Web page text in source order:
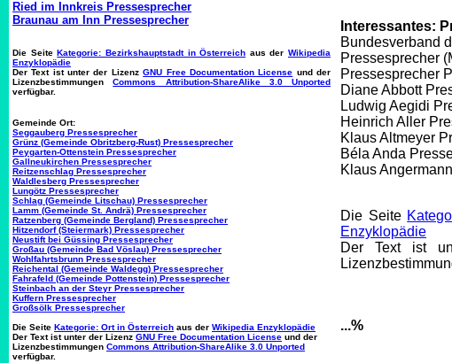
Ried im Innkreis Pressesprecher
Braunau am Inn Pressesprecher
Die SeiteKategorie: Bezirkshauptstadt in Österreich aus der Wikipedia
Enzyklopädie
Der Text ist unter der LizenzGNU Free Documentation License und der
LizenzbestimmungenCommons Attribution-ShareAlike 3.0 Unported
verfügbar.
Gemeinde Ort:
Seggauberg Pressesprecher
Grünz (Gemeinde Obritzberg-Rust) Pressesprecher
Peygarten-Ottenstein Pressesprecher
Gallneukirchen Pressesprecher
Reitzenschlag Pressesprecher
Waldlesberg Pressesprecher
Lungötz Pressesprecher
Schlag (Gemeinde Litschau) Pressesprecher
Lamm (Gemeinde St. Andrä) Pressesprecher
Ratzenberg (Gemeinde Bergland) Pressesprecher
Hitzendorf (Steiermark) Pressesprecher
Neustift bei Güssing Pressesprecher
Großau (Gemeinde Bad Vöslau) Pressesprecher
Wohlfahrtsbrunn Pressesprecher
Reichental (Gemeinde Waldegg) Pressesprecher
Fahrafeld (Gemeinde Pottenstein) Pressesprecher
Steinbach an der Steyr Pressesprecher
Kuffern Pressesprecher
Großsölk Pressesprecher
Die Seite Kategorie: Ort in Österreich aus der Wikipedia Enzyklopädie
Der Text ist unter der Lizenz GNU Free Documentation License und der
Lizenzbestimmungen Commons Attribution-ShareAlike 3.0 Unported
verfügbar.
Interessantes:
Bundesverband
Pressesprecher
Pressesprecher
Diane Abbott
Ludwig Aegidi
Heinrich Aller
Klaus Altmeyer
Béla Anda
Klaus
Die Seite
Enzyklopädie
Der Text ist
...%